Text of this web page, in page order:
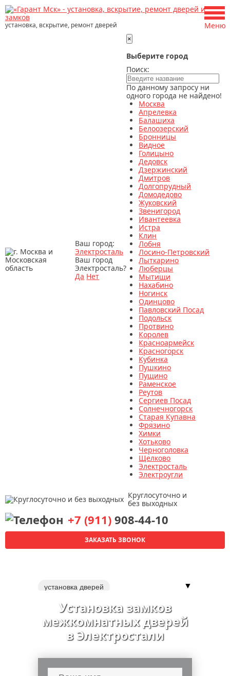
установка, вскрытие, ремонт дверей
Ваш город:
Электросталь
Ваш город
Электросталь?
Да Нет
×
Выберите город
Поиск:
По данному запросу ни
одного города не найдено!
Москва
Апрелевка
Балашиха
Белоозерский
Бронницы
Видное
Голицыно
Дедовск
Дзержинский
Дмитров
Долгопрудный
Домодедово
Жуковский
Звенигород
Ивантеевка
Истра
Клин
Лобня
Лосино-Петровский
Лыткарино
Люберцы
Мытищи
Нахабино
Ногинск
Одинцово
Павловский Посад
Подольск
Протвино
Королев
Красноармейск
Красногорск
Кубинка
Пушкино
Пущино
Раменское
Реутов
Сергиев Посад
Солнечногорск
Старая Купавна
Фрязино
Химки
Хотьково
Черноголовка
Щелково
Электросталь
Электроугли
Круглосуточно и
без выходных
+7 (911) 908-44-10
ЗАКАЗАТЬ ЗВОНОК
Меню
установка дверей
перекодировка замка
замки
обивка дверей
установка доводчиков
▼
Установка замков
межкомнатных дверей
в Электростали